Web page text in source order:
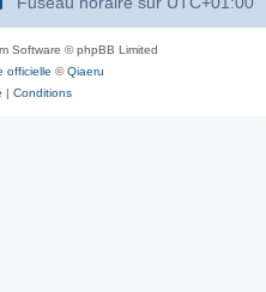
e
Software © phpBB Limited
officielle ©Qiaeru
| Conditions